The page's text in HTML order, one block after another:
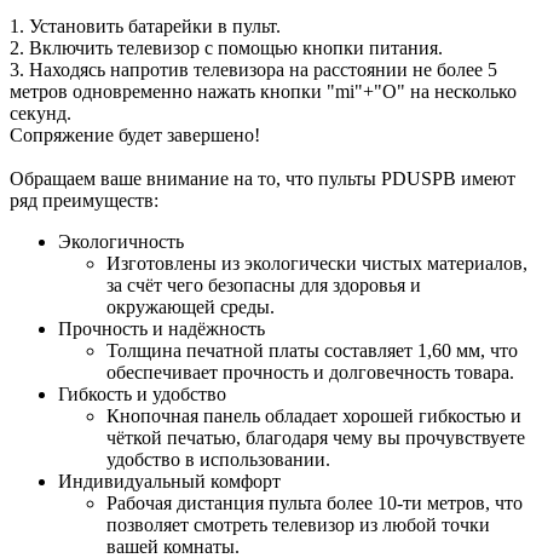
1. Установить батарейки в пульт.
2. Включить телевизор с помощью кнопки питания.
3. Находясь напротив телевизора на расстоянии не более 5
метров одновременно нажать кнопки "mi"+"О" на несколько
секунд.
Сопряжение будет завершено!
Обращаем ваше внимание на то, что пульты PDUSPB имеют
ряд преимуществ:
Экологичность
Изготовлены из экологически чистых материалов,
за счёт чего безопасны для здоровья и
окружающей среды.
Прочность и надёжность
Толщина печатной платы составляет 1,60 мм, что
обеспечивает прочность и долговечность товара.
Гибкость и удобство
Кнопочная панель обладает хорошей гибкостью и
чёткой печатью, благодаря чему вы прочувствуете
удобство в использовании.
Индивидуальный комфорт
Рабочая дистанция пульта более 10-ти метров, что
позволяет смотреть телевизор из любой точки
вашей комнаты.